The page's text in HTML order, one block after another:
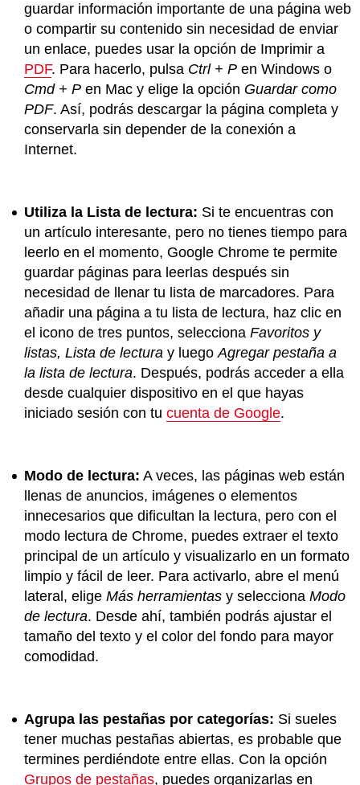
guardar información importante de una página web
o compartir su contenido sin necesidad de enviar
un enlace, puedes usar la opción de Imprimir a
PDF. Para hacerlo, pulsa Ctrl + P en Windows o
Cmd + P en Mac y elige la opción Guardar como
PDF. Así, podrás descargar la página completa y
conservarla sin depender de la conexión a
Internet.
Utiliza la Lista de lectura: Si te encuentras con
un artículo interesante, pero no tienes tiempo para
leerlo en el momento, Google Chrome te permite
guardar páginas para leerlas después sin
necesidad de llenar tu lista de marcadores. Para
añadir una página a tu lista de lectura, haz clic en
el icono de tres puntos, selecciona Favoritos y
listas, Lista de lectura y luegoAgregar pestaña a
la lista de lectura. Después, podrás acceder a ella
desde cualquier dispositivo en el que hayas
iniciado sesión con tu cuenta de Google.
Modo de lectura: A veces, las páginas web están
llenas de anuncios, imágenes o elementos
innecesarios que dificultan la lectura, pero con el
modo lectura de Chrome, puedes extraer el texto
principal de un artículo y visualizarlo en un formato
limpio y fácil de leer. Para activarlo, abre el menú
lateral, elige Más herramientas y selecciona Modo
de lectura. Desde ahí, también podrás ajustar el
tamaño del texto y el color del fondo para mayor
comodidad.
Agrupa las pestañas por categorías: Si sueles
tener muchas pestañas abiertas, es probable que
termines perdiéndote entre ellas. Con la opción
Grupos de pestañas, puedes organizarlas en